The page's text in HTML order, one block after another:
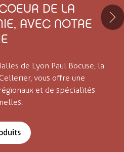
DE LA
AVEC NOTRE
de Lyon Paul Bocuse, la
vous offre une
et de spécialités